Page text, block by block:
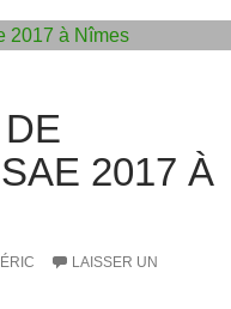
2017 À
LAISSER UN